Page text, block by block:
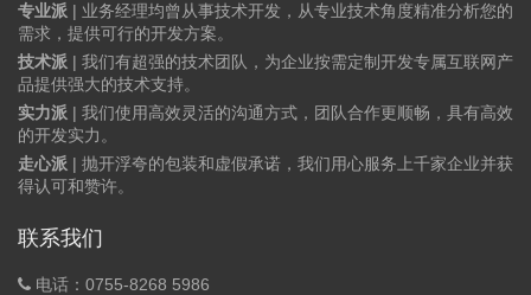
专业派 | 业务经理均曾从事技术开发，从专业技术角度精准分析您的
需求，提供可行的开发方案。
技术派 | 我们有超强的技术团队，为企业按需定制开发专属互联网产
品提供强大的技术支持。
实力派 | 我们使用高效灵活的沟通方式，团队合作更顺畅，具有高效
的开发实力。
走心派 | 抛开浮夸的包装和虚假承诺，我们用心服务上千家企业并获
得认可和赞许。
联系我们
电话：0755-8268 5986